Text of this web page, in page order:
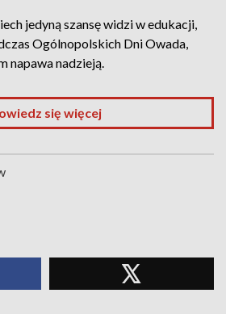
jedyną szansę widzi w edukacji,
Ogólnopolskich Dni Owada,
napawa nadzieją.
się więcej